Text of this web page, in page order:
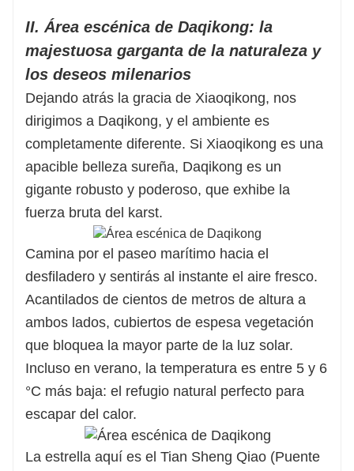
II. Área escénica de Daqikong: la
majestuosa garganta de la naturaleza y
los deseos milenarios
Dejando atrás la gracia de Xiaoqikong, nos
dirigimos a Daqikong, y el ambiente es
completamente diferente. Si Xiaoqikong es una
apacible belleza sureña, Daqikong es un
gigante robusto y poderoso, que exhibe la
fuerza bruta del karst.
Camina por el paseo marítimo hacia el
desfiladero y sentirás al instante el aire fresco.
Acantilados de cientos de metros de altura a
ambos lados, cubiertos de espesa vegetación
que bloquea la mayor parte de la luz solar.
Incluso en verano, la temperatura es entre 5 y 6
°C más baja: el refugio natural perfecto para
escapar del calor.
La estrella aquí es el Tian Sheng Qiao (Puente